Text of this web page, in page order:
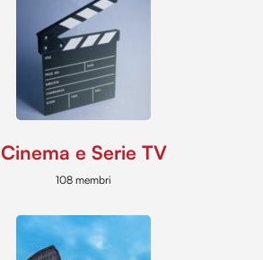
Cinema e Serie TV
108 membri